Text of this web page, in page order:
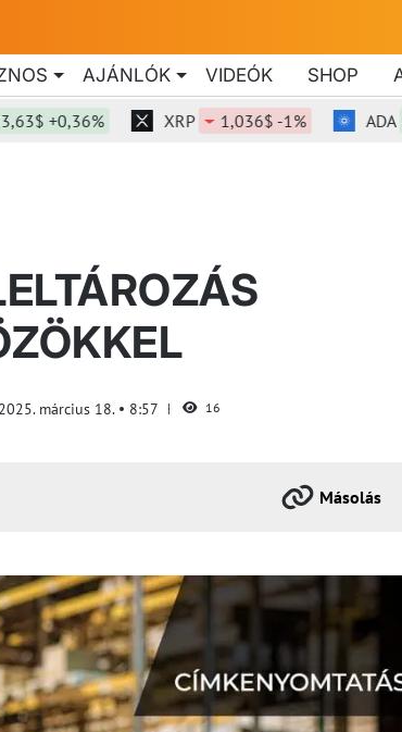
AJÁNLÓK VIDEÓK SHOP
XRP 1,036$ -1% ADA
2025. március 18. 8:57 16
Másolás